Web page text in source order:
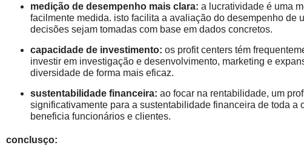
medição de desempenho mais clara: a lucratividade é uma
facilmente medida. isto facilita a avaliação do desempenho de
decisões sejam tomadas com base em dados concretos.
capacidade de investimento: os profit centers tém
investir em investigação e desenvolvimento, marketing e
diversidade de forma mais eficaz.
sustentabilidade financeira: ao focar na rentabilidade, um
significativamente para a sustentabilidade financeira de toda a
beneficia funcionários e clientes.
conclusço: